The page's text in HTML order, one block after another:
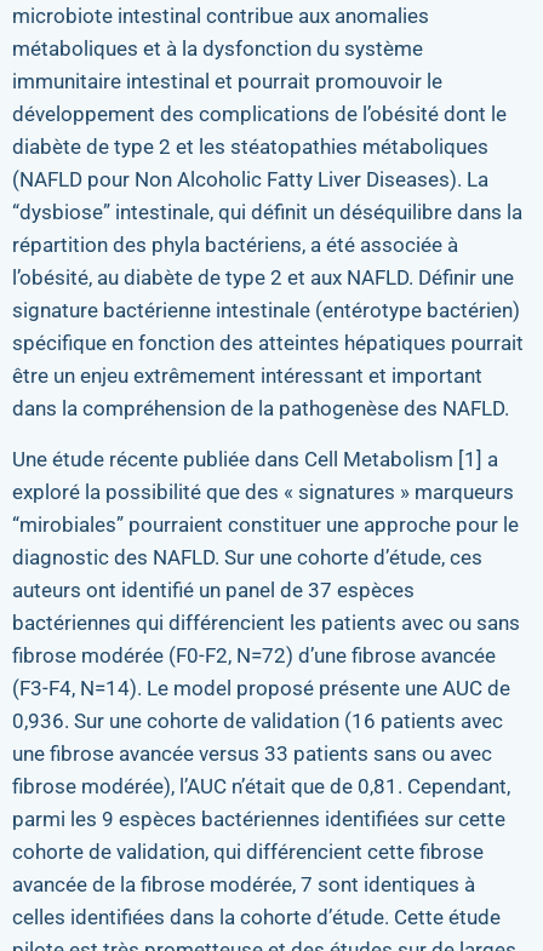
microbiote intestinal contribue aux anomalies
métaboliques et à la dysfonction du système
immunitaire intestinal et pourrait promouvoir le
développement des complications de l’obésité dont le
diabète de type 2 et les stéatopathies métaboliques
(NAFLD pour Non Alcoholic Fatty Liver Diseases). La
“dysbiose” intestinale, qui définit un déséquilibre dans la
répartition des phyla bactériens, a été associée à
l’obésité, au diabète de type 2 et aux NAFLD. Définir une
signature bactérienne intestinale (entérotype bactérien)
spécifique en fonction des atteintes hépatiques pourrait
être un enjeu extrêmement intéressant et important
dans la compréhension de la pathogenèse des NAFLD.
Une étude récente publiée dans Cell Metabolism [1] a
exploré la possibilité que des « signatures » marqueurs
“mirobiales” pourraient constituer une approche pour le
diagnostic des NAFLD. Sur une cohorte d’étude, ces
auteurs ont identifié un panel de 37 espèces
bactériennes qui différencient les patients avec ou sans
fibrose modérée (F0-F2, N=72) d’une fibrose avancée
(F3-F4, N=14). Le model proposé présente une AUC de
0,936. Sur une cohorte de validation (16 patients avec
une fibrose avancée versus 33 patients sans ou avec
fibrose modérée), l’AUC n’était que de 0,81. Cependant,
parmi les 9 espèces bactériennes identifiées sur cette
cohorte de validation, qui différencient cette fibrose
avancée de la fibrose modérée, 7 sont identiques à
celles identifiées dans la cohorte d’étude. Cette étude